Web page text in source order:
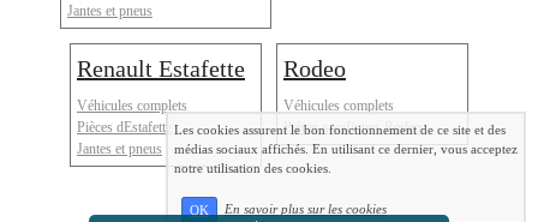
Jantes et pneus
Renault Estafette
Véhicules complets
Pièces dEstafette
Jantes et pneus
Rodeo
Véhicules complets
Pièces spcifiques Rodeo
Les cookies assurent le bon fonctionnement de ce site et des
médias sociaux affichés. En utilisant ce dernier, vous acceptez
notre utilisation des cookies.
OK En savoir plus sur les cookies